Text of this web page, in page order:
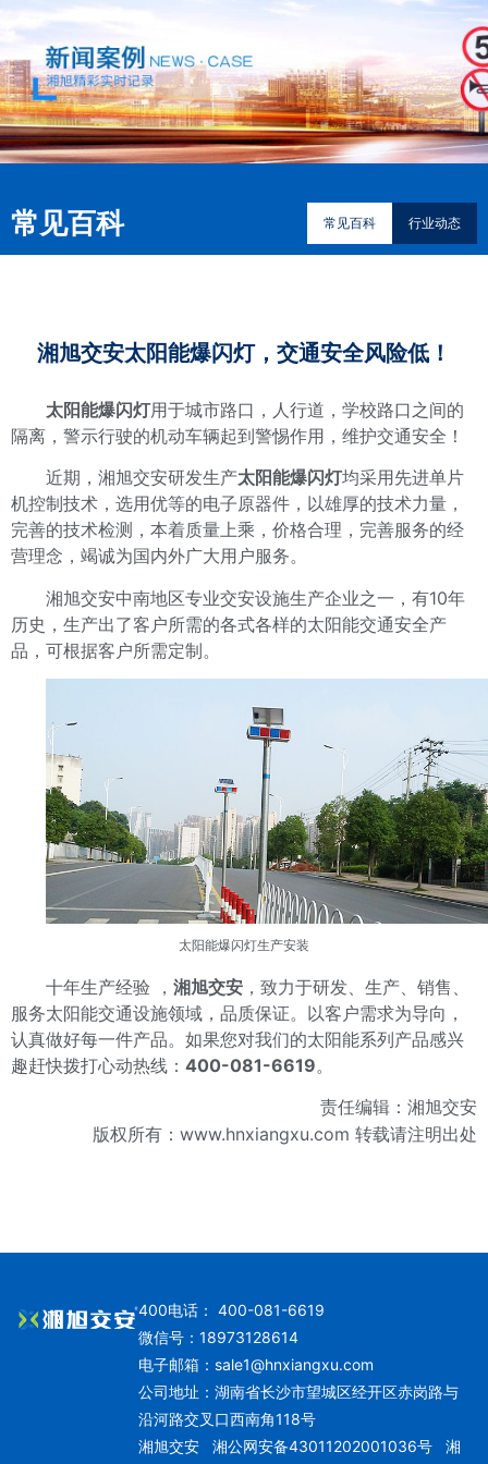
常见百科 常见百科 行业动态
湘旭交安太阳能爆闪灯，交通安全风险低！
太阳能爆闪灯用于城市路口，人行道，学校路口之间的
隔离，警示行驶的机动车辆起到警惕作用，维护交通安全！
近期，湘旭交安研发生产太阳能爆闪灯均采用先进单片
机控制技术，选用优等的电子原器件，以雄厚的技术力量，
完善的技术检测，本着质量上乘，价格合理，完善服务的经
营理念，竭诚为国内外广大用户服务。
湘旭交安中南地区专业交安设施生产企业之一，有10年
历史，生产出了客户所需的各式各样的太阳能交通安全产
品，可根据客户所需定制。
太阳能爆闪灯生产安装
十年生产经验 ， 湘旭交安 ，致力于研发、生产、销售、
服务太阳能交通设施领域，品质保证。以客户需求为导向，
认真做好每一件产品。如果您对我们的太阳能系列产品感兴
趣赶快拨打心动热线： 400-081-6619。
责任编辑：湘旭交安
版权所有：www.hnxiangxu.com 转载请注明出处
400电话： 400-081-6619
微信号：18973128614
电子邮箱： sale1@hnxiangxu.com
公司地址：湖南省长沙市望城区经开区赤岗路与
沿河路交叉口西南角118号
湘旭交安湘公网安备43011202001036号
湘